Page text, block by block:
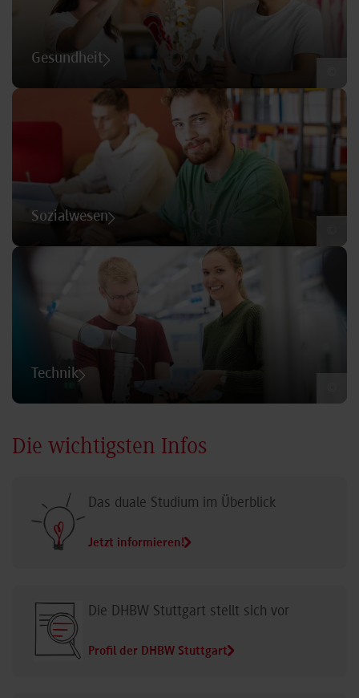
Gesundheit
Sozialwesen
Technik
Die wichtigsten Infos
Das duale Studium im Überblick
Jetzt informieren!
Die DHBW Stuttgart stellt sich vor
Profil der DHBW Stuttgart